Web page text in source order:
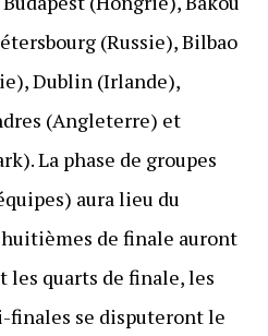
(Russie), Bilbao
Dublin (Irlande),
(Angleterre) et
La phase de groupes
aura lieu du
de finale auront
les quarts de finale, les
finales se disputeront le